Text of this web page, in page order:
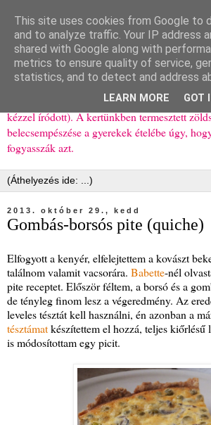
Ízőrző
Kisgyerekes család kipróbált, többnyire
bemutató receptjei a mindennapokra (mert a
elhagyom) és gyerekeimnek ajándékba (mint
kézzel íródott). A kertünkben termesztett
belecsempészése a gyerekek ételébe úgy,
fogyasszák azt.
2013. október 29., kedd
Gombás-borsós pite (quiche)
Elfogyott a kenyér, elfelejtettem a kovászt
találnom valamit vacsorára. Babette-nél
pite receptet. Először féltem, a borsó és a
de tényleg finom lesz a végeredmény. Az
leveles tésztát kell használni, én azonban a
tésztámatkészítettem el hozzá, teljes
is módosítottam egy picit.
This site uses cookies from Google to
and to analyze traffic. Your IP address
shared with Google along with
metrics to ensure quality of service,
statistics, and to detect and address
LEARN MORE GOT